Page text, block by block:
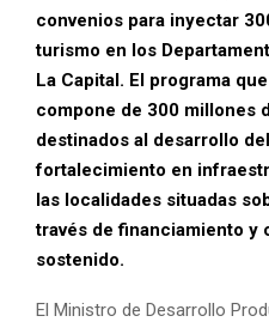
convenios para inyectar
turismo en los
La Capital. El programa
compone de 300 millones
destinados al desarrollo
fortalecimiento en
las localidades situadas
través de financiamiento y
sostenido.
El Ministro de Desarrollo